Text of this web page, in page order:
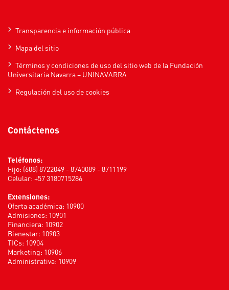
Transparencia e información pública
Mapa del sitio
Términos y condiciones de uso del sitio web de la Fundación
Universitaria Navarra – UNINAVARRA
Regulación del uso de cookies
Contáctenos
Teléfonos:
Fijo: (608) 8722049 - 8740089 - 8711199
Celular: +57 3180715286
Extensiones:
Oferta académica: 10900
Admisiones: 10901
Financiera: 10902
Bienestar: 10903
TICs: 10904
Marketing: 10906
Administrativa: 10909